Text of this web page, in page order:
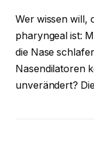
Wer wissen will,
pharyngeal ist:
die Nase
Nasendilatoren
unverändert?